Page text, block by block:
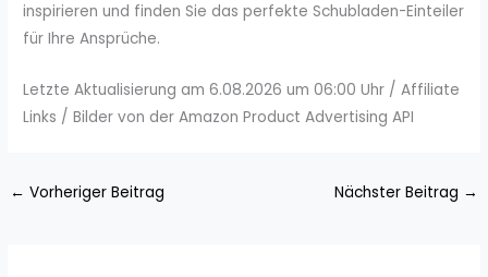
inspirieren und finden Sie das perfekte Schubladen-Einteiler
für Ihre Ansprüche.
Letzte Aktualisierung am 6.08.2026 um 06:00 Uhr / Affiliate
Links / Bilder von der Amazon Product Advertising API
← Vorheriger Beitrag Nächster Beitrag →